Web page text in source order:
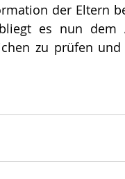
der Eltern
es nun dem
zu prüfen